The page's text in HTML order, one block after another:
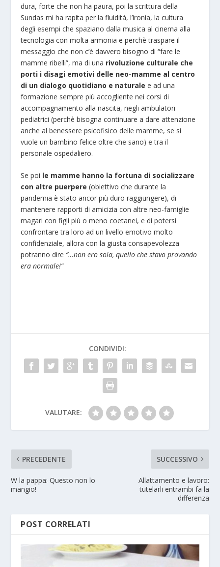
dura, forte che non ha paura, poi la scrittura della
Sundas mi ha rapita per la fluidità, l’ironia, la cultura
degli esempi che spaziano dalla musica al cinema alla
tecnologia con molta armonia e perchè traspare il
messaggio che non c’è davvero bisogno di “fare le
mamme ribelli”, ma di una rivoluzione culturale che
porti i disagi emotivi delle neo-mamme al centro
di un dialogo quotidiano e naturale e ad una
formazione sempre più accogliente nei corsi di
accompagnamento alla nascita, negli ambulatori
pediatrici (perchè bisogna continuare a dare attenzione
anche al benessere psicofisico delle mamme, se si
vuole un bambino felice oltre che sano) e tra il
personale ospedaliero.
Se poi le mamme hanno la fortuna di socializzare
con altre puerpere (obiettivo che durante la
pandemia è stato ancor più duro raggiungere), di
mantenere rapporti di amicizia con altre neo-famiglie
magari con figli più o meno coetanei, e di potersi
confrontare tra loro ad un livello emotivo molto
confidenziale, allora con la giusta consapevolezza
potranno dire “…non ero sola, quello che stavo provando
era normale!”
CONDIVIDI:
VALUTARE:
PRECEDENTE
W la pappa: Questo non lo
mangio!
SUCCESSIVO
Allattamento e lavoro:
tutelarli entrambi fa la
differenza
POST CORRELATI